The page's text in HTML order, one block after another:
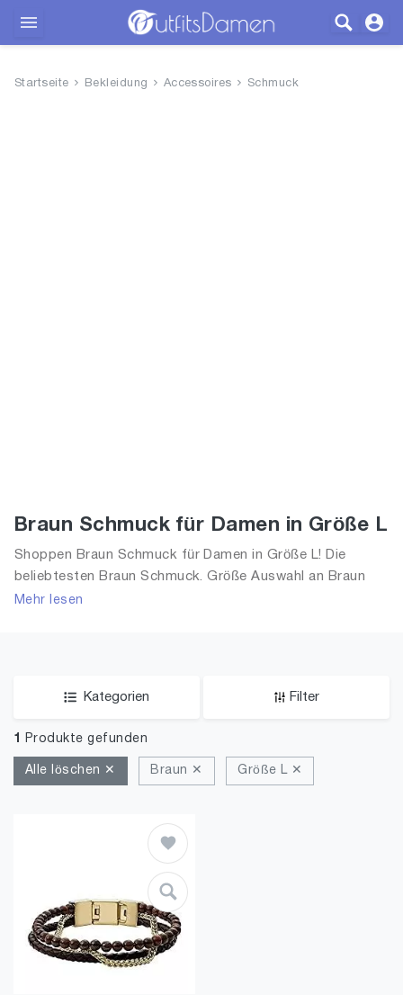
Startseite Bekleidung Accessoires Schmuck
Braun Schmuck für Damen in Größe L
Shoppen Braun Schmuck für Damen in Größe L! Die
beliebtesten Braun Schmuck. Größe Auswahl an Braun
Schmuck in Größe L und alle Trends aus 2026 für Frauen!
Mehr lesen
Kategorien Filter
1 Produkte gefunden
Alle löschen ✕ Braun ✕ Größe L ✕